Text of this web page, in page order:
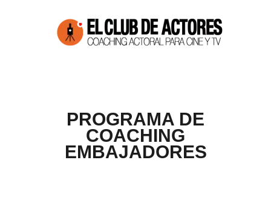
PROGRAMA DE
COACHING
EMBAJADORES